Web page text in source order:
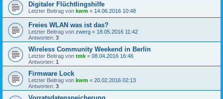
Digitaler Flüchtlingshilfe
Letzter Beitrag von kwm « 14.06.2016 10:48
Freies WLAN was ist das?
Letzter Beitrag von zwerg « 18.05.2016 11:42
Antworten: 3
Wireless Community Weekend in Berlin
Letzter Beitrag von tmk « 08.04.2016 16:46
Antworten: 1
Firmware Lock
Letzter Beitrag von kwm « 20.02.2016 02:13
Antworten: 3